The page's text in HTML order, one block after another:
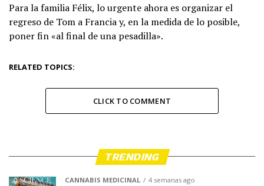
Para la familia Félix, lo urgente ahora es organizar el
regreso de Tom a Francia y, en la medida de lo posible,
poner fin «al final de una pesadilla».
RELATED TOPICS:
CLICK TO COMMENT
TRENDING
CANNABIS MEDICINAL 4 semanas ago